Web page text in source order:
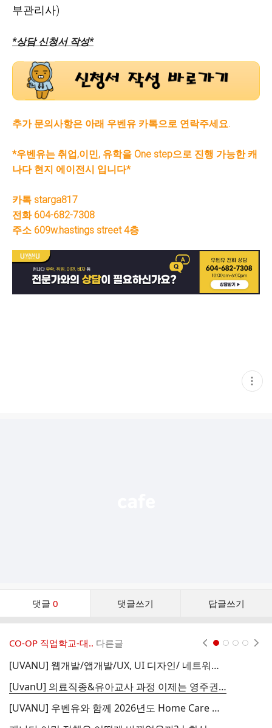
부관리사)
*상담 신청서 작성*
추가 문의사항은 아래 우벤유 카톡으로 연락주세요.
*우벤유는 취업,이민, 유학을 One step으로 진행 가능한 캐
나다 현지 에이전시 입니다*
카톡 starga817
전화 604-682-7308
주소 609w.hastings street 4층
현
재
댓글 0 댓글쓰기 답글쓰기
댓
CO-OP 직업학교-대.. 다른글
[UVANU] 웹개발/앱개발/UX, UI 디자인/ 네트워크 시스템/ 사이버 보안 등 IT 관련 코업, 드루와봐요
[UvanU] 의료직종&유아교사 과정 이제는 영주권자도 편하고 빠르게 상담받자 (Loan & Grant 상담 가능)
[UVANU] 우벤유와 함께 2026년도 Home Care Worker 이민 파일럿 빠르게 준비하세요!